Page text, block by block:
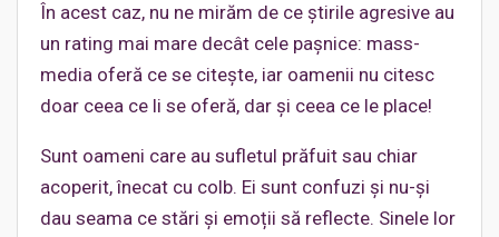
În acest caz, nu ne mirăm de ce știrile agresive au
un rating mai mare decât cele pașnice: mass-
media oferă ce se citește, iar oamenii nu citesc
doar ceea ce li se oferă, dar și ceea ce le place!
Sunt oameni care au sufletul prăfuit sau chiar
acoperit, înecat cu colb. Ei sunt confuzi și nu-și
dau seama ce stări și emoții să reflecte. Sinele lor